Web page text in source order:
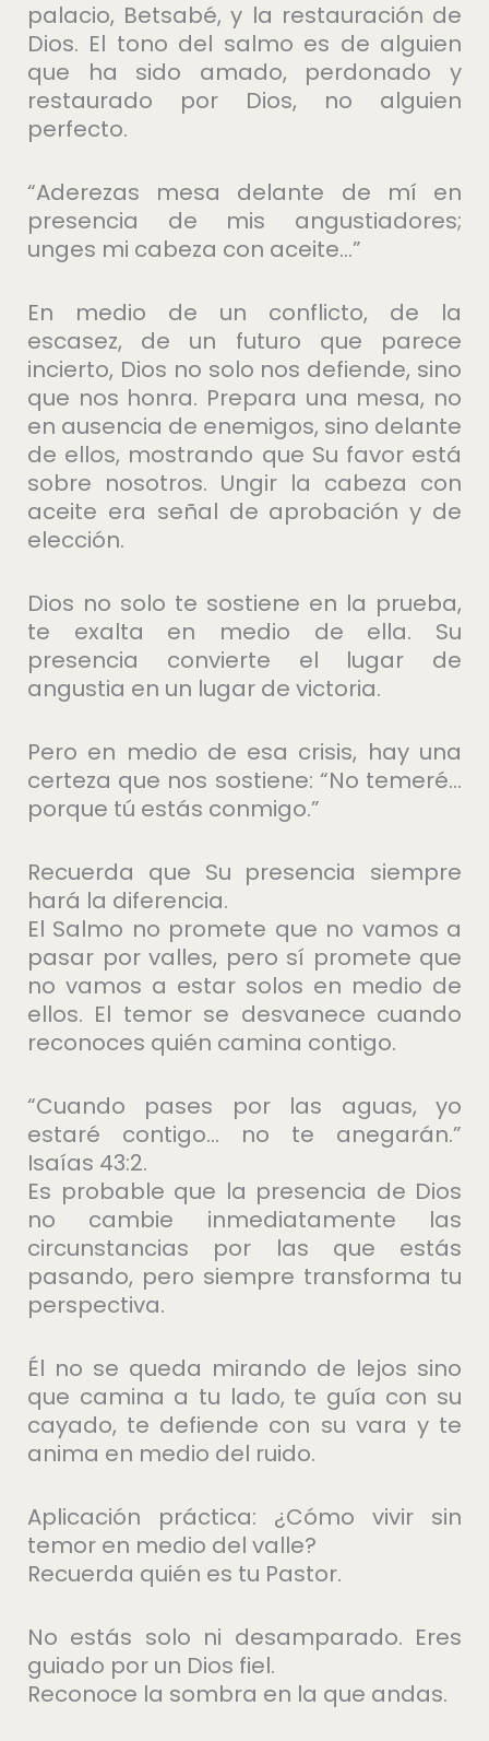
palacio, Betsabé, y la restauración de
Dios. El tono del salmo es de alguien
que ha sido amado, perdonado y
restaurado por Dios, no alguien
perfecto.
“Aderezas mesa delante de mí en
presencia de mis angustiadores;
unges mi cabeza con aceite…”
En medio de un conflicto, de la
escasez, de un futuro que parece
incierto, Dios no solo nos defiende, sino
que nos honra. Prepara una mesa, no
en ausencia de enemigos, sino delante
de ellos, mostrando que Su favor está
sobre nosotros. Ungir la cabeza con
aceite era señal de aprobación y de
elección.
Dios no solo te sostiene en la prueba,
te exalta en medio de ella. Su
presencia convierte el lugar de
angustia en un lugar de victoria.
Pero en medio de esa crisis, hay una
certeza que nos sostiene: “No temeré…
porque tú estás conmigo.”
Recuerda que Su presencia siempre
hará la diferencia.
El Salmo no promete que no vamos a
pasar por valles, pero sí promete que
no vamos a estar solos en medio de
ellos. El temor se desvanece cuando
reconoces quién camina contigo.
“Cuando pases por las aguas, yo
estaré contigo… no te anegarán.”
Isaías 43:2.
Es probable que la presencia de Dios
no cambie inmediatamente las
circunstancias por las que estás
pasando, pero siempre transforma tu
perspectiva.
Él no se queda mirando de lejos sino
que camina a tu lado, te guía con su
cayado, te defiende con su vara y te
anima en medio del ruido.
Aplicación práctica: ¿Cómo vivir sin
temor en medio del valle?
Recuerda quién es tu Pastor.
No estás solo ni desamparado. Eres
guiado por un Dios fiel.
Reconoce la sombra en la que andas.